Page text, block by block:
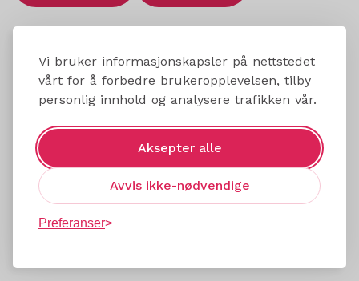
Vi bruker informasjonskapsler på nettstedet
vårt for å forbedre brukeropplevelsen, tilby
personlig innhold og analysere trafikken vår.
Aksepter alle
Avvis ikke-nødvendige
Preferanser